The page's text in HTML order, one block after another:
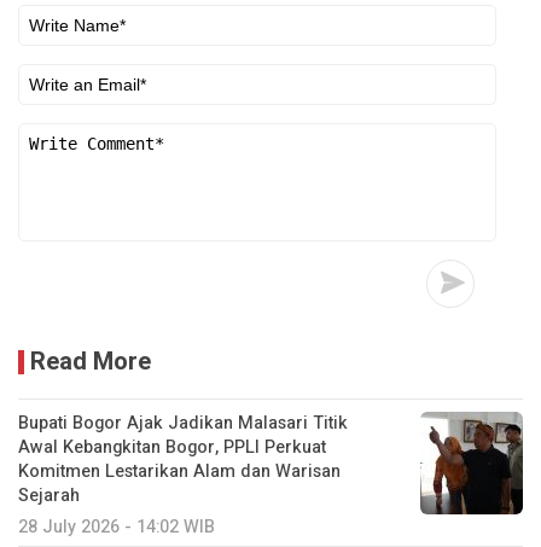
Read More
Bupati Bogor Ajak Jadikan Malasari Titik
Awal Kebangkitan Bogor, PPLI Perkuat
Komitmen Lestarikan Alam dan Warisan
Sejarah
28 July 2026 - 14:02 WIB